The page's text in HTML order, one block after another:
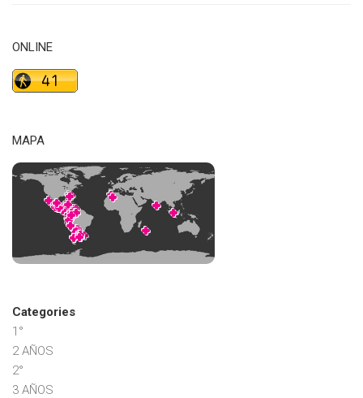
ONLINE
MAPA
Categories
1°
2 AÑOS
2°
3 AÑOS